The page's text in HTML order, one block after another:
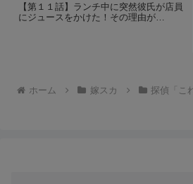
【第１１話】ランチ中に突然彼氏が店員
にジュースをかけた！その理由が…
ホーム 嫁スカ 探偵「こ